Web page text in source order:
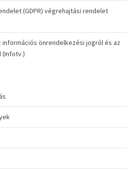
(GDPR) végrehajtási rendelet
információs önrendelkezési jogról és az
(Infotv.)